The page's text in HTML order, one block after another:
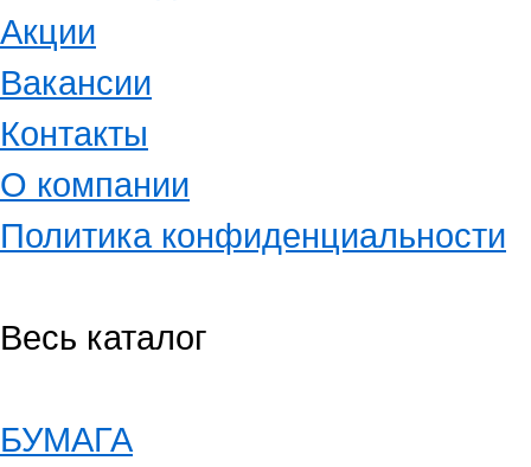
Акции
Вакансии
Контакты
О компании
Политика конфиденциальности
Весь каталог
БУМАГА